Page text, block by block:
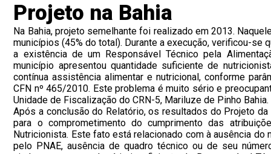
Projeto na Bahia
Na Bahia, projeto semelhante foi realizado em 2013.
municípios (45% do total). Durante a execução, verificou-se
a existência de um Responsável Técnico pela
município apresentou quantidade suficiente de
contínua assistência alimentar e nutricional, conforme
CFN nº 465/2010. Este problema é muito sério e
Unidade de Fiscalização do CRN-5, Mariluze de Pinho Bahia.
Após a conclusão do Relatório, os resultados do Projeto
para o comprometimento do cumprimento das
Nutricionista. Este fato está relacionado com à ausência
pelo PNAE, ausência de quadro técnico ou de seu